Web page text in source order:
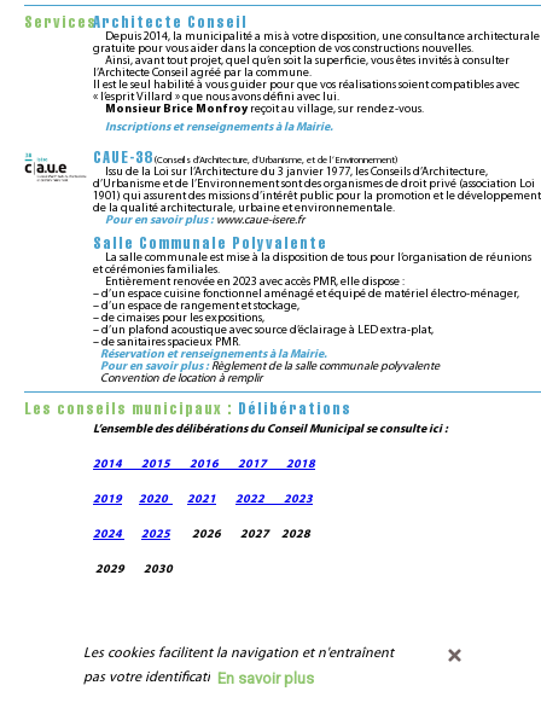
ServicesArchitecte Conseil
Depuis 2014, la municipalité a mis à votre disposition, une consultance architecturale
gratuite pour vous aider dans la conception de vos constructions nouvelles.
Ainsi, avant tout projet, quel qu’en soit la superficie, vous êtes invités à consulter
l’Architecte Conseil agréé par la commune.
Il est le seul habilité à vous guider pour que vos réalisations soient compatibles avec
« l’esprit Villard » que nous avons défini avec lui.
Monsieur Brice Monfroy reçoit au village, sur rendez-vous.
Inscriptions et renseignements à la Mairie.
CAUE-38 (Conseils d’Architecture, d’Urbanisme, et de l’Environnement)
Issu de la Loi sur l’Architecture du 3 janvier 1977, les Conseils d’Architecture,
d’Urbanisme et de l’Environnement sont des organismes de droit privé (association Loi
1901) qui assurent des missions d’intérêt public pour la promotion et le développement
de la qualité architecturale, urbaine et environnementale.
Pour en savoir plus : www.caue-isere.fr
Salle Communale Polyvalente
La salle communale est mise à la disposition de tous pour l’organisation de réunions
et cérémonies familiales.
Entièrement renovée en 2023 avec accès PMR, elle dispose :
– d’un espace cuisine fonctionnel aménagé et équipé de matériel électro-ménager,
– d’un espace de rangement et stockage,
– de cimaises pour les expositions,
– d’un plafond acoustique avec source d’éclairage à LED extra-plat,
– de sanitaires spacieux PMR.
Réservation et renseignements à la Mairie.
Pour en savoir plus :Règlement de la salle communale polyvalente
Convention de location à remplir
Les conseils municipaux : Délibérations
L’ensemble des délibérations du Conseil Municipal se consulte ici :
2014 20152016 20172018
2019 2020 2021 2022 2023
2024 2025 2026 2027 2028
2029 2030
Les cookies facilitent la navigation et n'entraînent
pas votre identification.En savoir plus